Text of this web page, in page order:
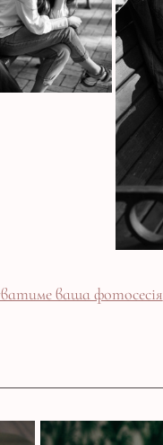
ваша фотосесія